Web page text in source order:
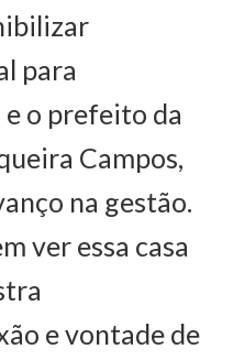
para
o prefeito da
Campos,
na gestão.
ver essa casa
e vontade de